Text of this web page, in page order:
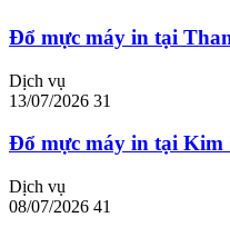
Đổ mực máy in tại
Dịch vụ
13/07/2026 31
Đổ mực máy in tại Kim
Dịch vụ
08/07/2026 41